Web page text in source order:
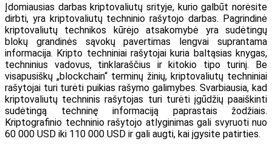
Įdomiausias darbas kriptovaliutų srityje, kurio galbūt norėsite
dirbti, yra kriptovaliutų techninio rašytojo darbas. Pagrindinė
kriptovaliutų technikos kūrėjo atsakomybė yra sudėtingų
blokų grandinės sąvokų pavertimas lengvai suprantama
informacija. Kripto techniniai rašytojai kuria baltąsias knygas,
techninius vadovus, tinklaraščius ir kitokio tipo turinį. Be
visapusiškų „blockchain“ terminų žinių, kriptovaliutų techniniai
rašytojai turi turėti puikias rašymo galimybes. Svarbiausia, kad
kriptovaliutų techninis rašytojas turi turėti įgūdžių paaiškinti
sudėtingą techninę informaciją paprastais žodžiais.
Kriptografinio techninio rašytojo atlyginimas gali svyruoti nuo
60 000 USD iki 110 000 USD ir gali augti, kai įgysite patirties.